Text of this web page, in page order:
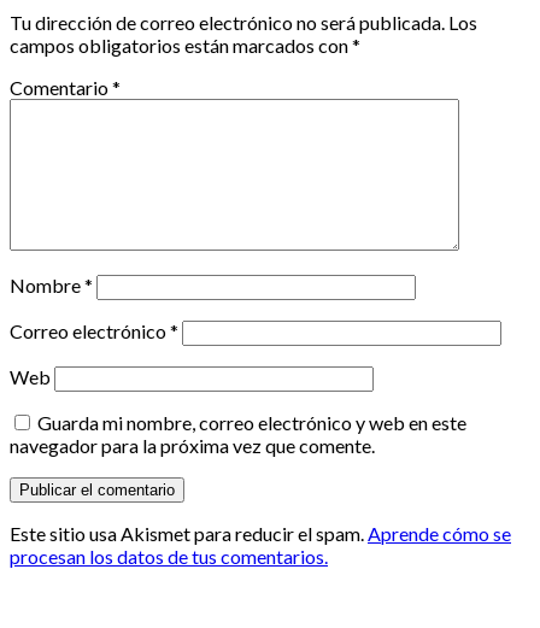
Tu dirección de correo electrónico no será publicada. Los
campos obligatorios están marcados con*
Comentario*
Nombre*
Correo electrónico*
Web
Guarda mi nombre, correo electrónico y web en este
navegador para la próxima vez que comente.
Este sitio usa Akismet para reducir el spam.Aprende cómo se
procesan los datos de tus comentarios.